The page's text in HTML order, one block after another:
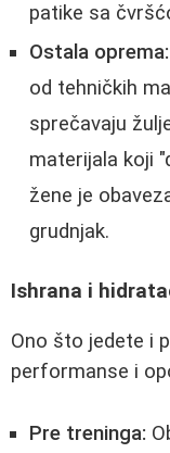
patike sa
Ostala oprema:
od tehničkih
sprečavaju
materijala koji
žene je
grudnjak.
Ishrana i
Ono što jedete i
performanse i
Pre treninga: